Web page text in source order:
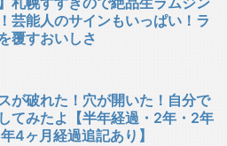
芸能人のサインもいっぱい！ラ
覆すおいしさ
が破れた！穴が開いた！自分で
てみたよ【半年経過・2年・2年
4ヶ月経過追記あり】